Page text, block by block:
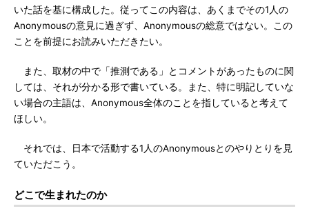
いた話を基に構成した。従ってこの内容は、あくまでその1人の
Anonymousの意見に過ぎず、Anonymousの総意ではない。この
ことを前提にお読みいただきたい。
また、取材の中で「推測である」とコメントがあったものに関
しては、それが分かる形で書いている。また、特に明記していな
い場合の主語は、Anonymous全体のことを指していると考えて
ほしい。
それでは、日本で活動する1人のAnonymousとのやりとりを見
ていただこう。
どこで生まれたのか